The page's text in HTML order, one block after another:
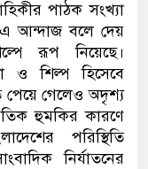
পাঠক সংখ্যা
আন্দাজ বলে দেয়
রূপ নিয়েছে।
ও শিল্প হিসেবে
পেয়ে গেলেও অদৃশ্য
হুমকির কারণে
পরিস্থিতি
নির্যাতনের